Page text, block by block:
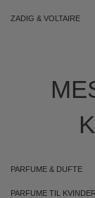
ZADIG & VOLTAIRE
PARFUME & DUFTE
PARFUME TIL KVINDER